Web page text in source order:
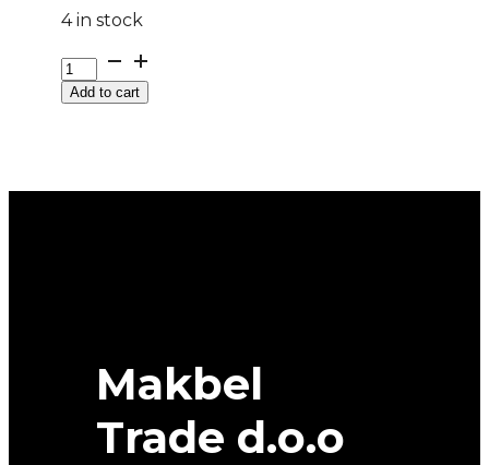
4 in stock
DOT195/45
R
16Add to cart
Makbel
Trade d.o.o